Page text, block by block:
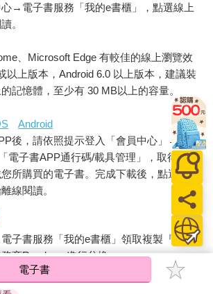
→電子書服務「我的e書櫃」，點選線上
。
、Microsoft Edge 有較佳的線上瀏覽效
以上版本，Android 6.0 以上版本，建議裝
記憶體，至少有 30 MB以上的容量。
Android
後，請依照提示登入「會員中心」→「我
電子書APP通行碼/載具管理」，取得通行
所購買的電子書。完成下載後，點選任一
線閱讀。
子書服務「我的e書櫃」領取複製『兌換
商Readmoo進行兌換。
電子書